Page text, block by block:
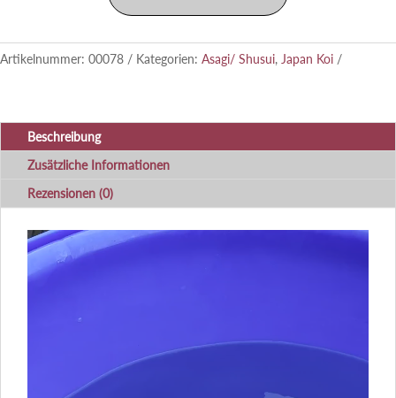
Artikelnummer: 00078 Kategorien: Asagi/ Shusui, Japan Koi
Beschreibung
Zusätzliche Informationen
Rezensionen (0)
Video-
Player